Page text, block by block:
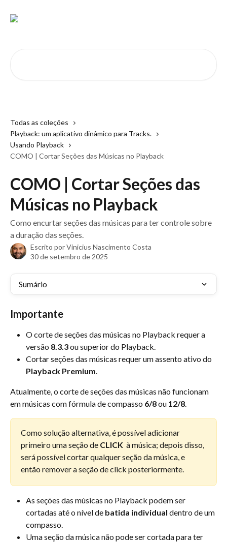
Todas as coleções
Playback: um aplicativo dinâmico para Tracks.
Usando Playback
COMO | Cortar Seções das Músicas no Playback
COMO | Cortar Seções das
Músicas no Playback
Como encurtar seções das músicas para ter controle sobre
a duração das seções.
Escrito porVinicius Nascimento Costa
30 de setembro de 2025
Sumário
Importante
O corte de seções das músicas no Playback requer a
versão 8.3.3 ou superior do Playback.
Cortar seções das músicas requer um assento ativo do
Playback Premium.
Atualmente, o corte de seções das músicas não funcionam
em músicas com fórmula de compasso 6/8 ou 12/8.
Como solução alternativa, é possível adicionar
primeiro uma seção de CLICK à música; depois disso,
será possível cortar qualquer seção da música, e
então remover a seção de click posteriormente.
As seções das músicas no Playback podem ser
cortadas até o nível de batida individual dentro de um
compasso.
Uma seção da música não pode ser cortada para ter